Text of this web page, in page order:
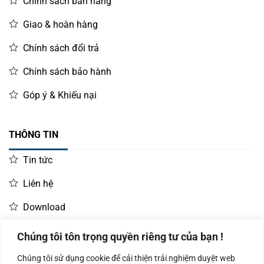
Chúng tôi tôn trọng quyền riêng tư của bạn !
Chúng tôi sử dụng cookie để cải thiện trải nghiệm duyệt web
Giao & hoàn hàng
Chính sách đổi trả
Chính sách bảo hành
Góp ý & Khiếu nại
THÔNG TIN
Tin tức
Liên hệ
Download
LIÊN HỆ MUA HÀNG